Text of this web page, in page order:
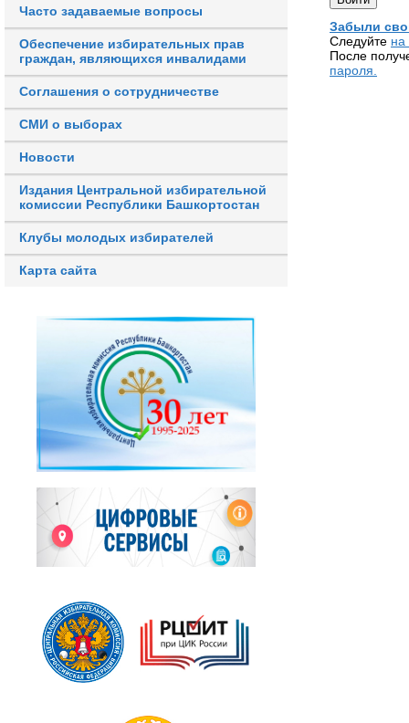
Часто задаваемые вопросы
Обеспечение избирательных прав
граждан, являющихся инвалидами
Соглашения о сотрудничестве
СМИ о выборах
Новости
Издания Центральной избирательной
комиссии Республики Башкортостан
Клубы молодых избирателей
Карта сайта
Забыли
Следуйте на
После
пароля.